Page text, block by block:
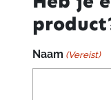
Naam (Vereist)